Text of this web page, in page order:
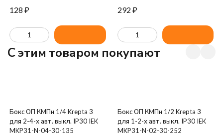
128 ₽ 292 ₽
C этим товаром покупают
Бокс ОП КМПн 1/4 Krepta 3
для 2-4-х авт. выкл. IP30 IEK
MKP31-N-04-30-135
Бокс ОП КМПн 1/2 Krepta 3
для 1-2-х авт. выкл. IP30 IEK
MKP31-N-02-30-252